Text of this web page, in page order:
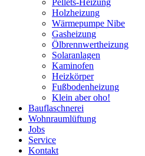
Pellets-Heizung
Holzheizung
Wärmepumpe Nibe
Gasheizung
Ölbrennwertheizung
Solaranlagen
Kaminofen
Heizkörper
Fußbodenheizung
Klein aber oho!
Bauflaschnerei
Wohnraumlüftung
Jobs
Service
Kontakt